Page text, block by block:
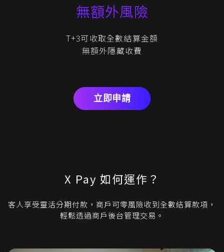
無額外風險
T+3可收取全數結算金額
無額外隱藏收費
立即申請
X Pay 如何運作？
客人享受靈活分期付款，商戶可零風險收到全數結算款項，
輕鬆透過商戶後台管理交易。